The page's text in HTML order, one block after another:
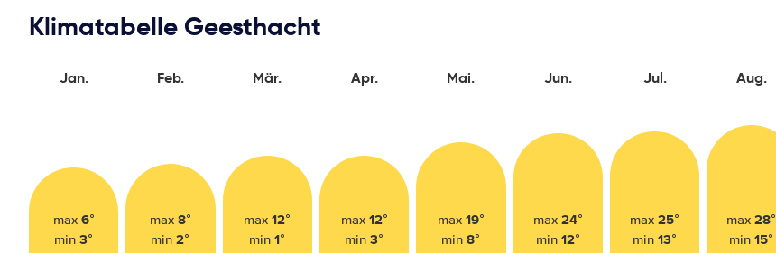
Klimatabelle Geesthacht
Jan.
max 6°
min3°
Feb.
max 8°
min2°
Mär.
max12°
min1°
Apr.
max 12°
min3°
Mai.
max 19°
min8°
Jun.
max 24°
min 12°
Jul.
max25°
min13°
Aug.
max28°
min15°